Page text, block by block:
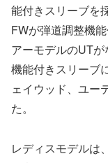
能付きスリーブを
FWが弾道調整機
アーモデルのUT
機能付きスリーブ
ェイウッド、ユー
た。
レディスモデルは